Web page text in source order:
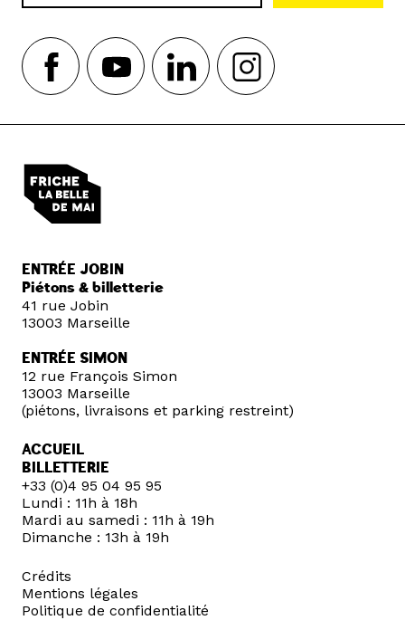
ENTRÉE JOBIN
Piétons & billetterie
41 rue Jobin
13003 Marseille
ENTRÉE SIMON
12 rue François Simon
13003 Marseille
(piétons, livraisons et parking restreint)
ACCUEIL
BILLETTERIE
+33 (0)4 95 04 95 95
Lundi : 11h à 18h
Mardi au samedi : 11h à 19h
Dimanche : 13h à 19h
Crédits
Mentions légales
Politique de confidentialité